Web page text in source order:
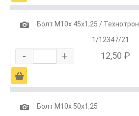
1
Болт М10х 45х1,25 / Технотрон
1/12347/21
- + 12,50 ₽
Ä
1
Болт М10х 50х1,25